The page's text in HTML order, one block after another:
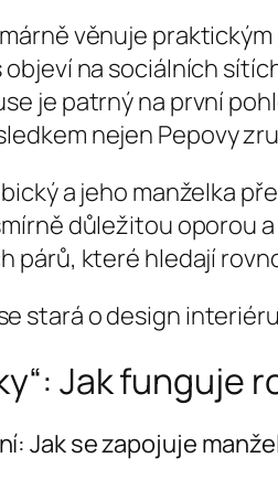
věnuje
na sociálních
je patrný na první
nejen Pepovy
a jeho manželka
důležitou oporou
párů, které hledají
stará o design
Jak funguje
Jak se zapojuje